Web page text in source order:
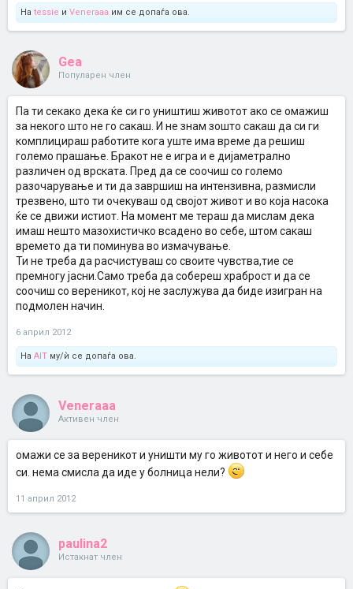
На tessie и Veneraaa им се допаѓа ова.
Gea
Популарен член
Па ти секако дека ќе си го уништиш животот ако се омажиш
за некого што не го сакаш. И не знам зошто сакаш да си ги
комплицираш работите кога уште има време да решиш
големо прашање. Бракот не е игра и е дијаметрално
различен од врската. Пред да се соочиш со големо
разочарување и ти да завршиш на интензивна, размисли
трезвено, што ти очекуваш од својот живот и во која насока
ќе се движи истиот. На момент ме тераш да мислам дека
имаш нешто мазохистичко всадено во себе, штом сакаш
времето да ти поминува во измачување.
Ти не треба да расчистуваш со своите чувства,тие се
премногу јасни.Само треба да собереш храброст и да се
соочиш со вереникот, кој не заслужува да биде изигран на
подмолен начин.
6 април 2012
На AIT му/ѝ се допаѓа ова.
Veneraaa
Активен член
омажи се за вереникот и уништи му го животот и него и себе
си. нема смисла да иде у болница нели?
11 април 2012
paulina2
Истакнат член